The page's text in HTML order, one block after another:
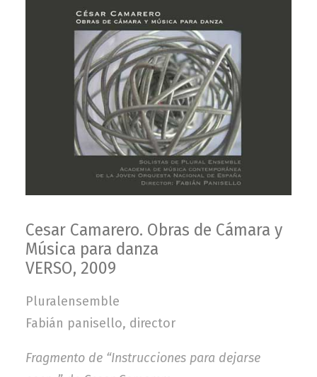
Cesar Camarero. Obras de Cámara y
Música para danza
VERSO, 2009
Pluralensemble
Fabián panisello, director
Fragmento de “Instrucciones para dejarse